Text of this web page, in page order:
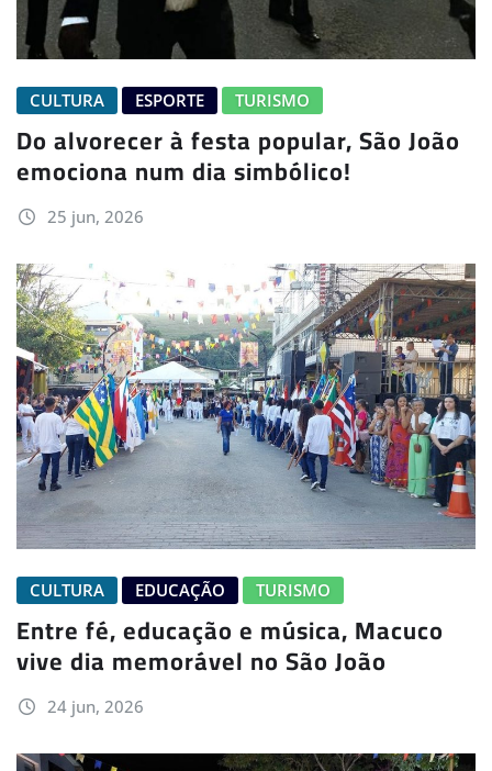
CULTURA ESPORTE TURISMO
Do alvorecer à festa popular, São João
emociona num dia simbólico!
25 jun, 2026
CULTURA EDUCAÇÃO TURISMO
Entre fé, educação e música, Macuco
vive dia memorável no São João
24 jun, 2026